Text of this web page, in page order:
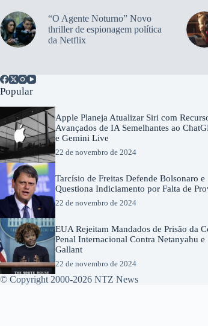
“O Agente Noturno” Novo
thriller de espionagem política
da Netflix
Popular
Apple Planeja Atualizar Siri com
Avançados de IA Semelhantes ao
e Gemini Live
22 de novembro de 2024
Tarcísio de Freitas Defende Bolsonaro e
Questiona Indiciamento por Falta de
22 de novembro de 2024
EUA Rejeitam Mandados de Prisão da
Penal Internacional Contra Netanyahu e
Gallant
22 de novembro de 2024
© Copyright 2000-2026 NTZ News